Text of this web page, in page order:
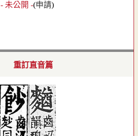
- 未公開 -(申請)
重訂直音篇